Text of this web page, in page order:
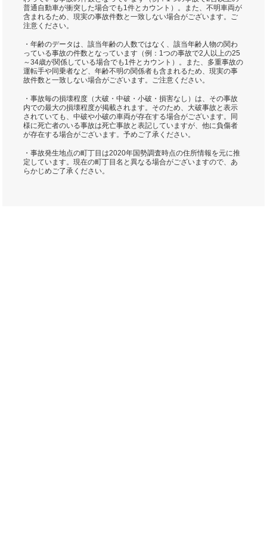
普通自動車が衝突した場合でも1件とカウント）。また、不明車両が
含まれるため、現実の事故件数と一致しない場合がございます。ご
注意ください。
・年齢のデータは、該当年齢の人数ではなく、該当年齢人物の関わ
っている事故の件数となっています（例：1つの事故で2人以上の25
～34歳が関係している場合でも1件とカウント）。また、多重事故の
運転手や同乗者など、年齢不明の関係者も含まれるため、現実の事
故件数と一致しない場合がございます。ご注意ください。
・事故毎の損壊程度（大破・中破・小破・損害なし）は、その事故
内での最大の損壊程度が掲載されます。そのため、大破事故と表示
されていても、中破や小破の車両が存在する場合がございます。同
様に死亡者のいる事故は死亡事故と表記していますが、他に負傷者
が存在する場合がございます。予めご了承ください。
・事故発生地点の町丁目は2020年国勢調査時点の住所情報を元に推
定しています。現在の町丁目名と異なる場合がございますので、あ
らかじめご了承ください。